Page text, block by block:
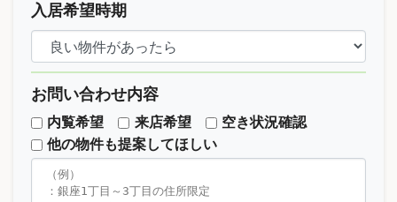
入居希望時期
お問い合わせ内容
内覧希望 来店希望
空き状況確認
他の物件も提案してほしい